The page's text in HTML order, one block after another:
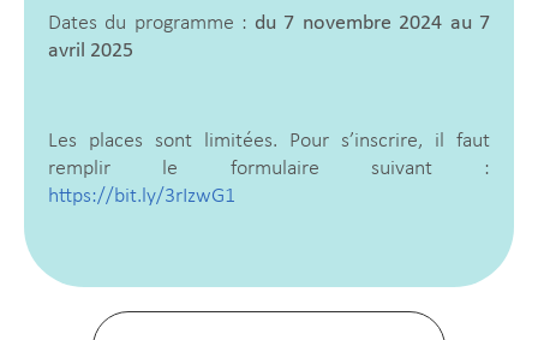
Dates du programme : du 7 novembre 2024 au 7
avril 2025
Les places sont limitées. Pour s’inscrire, il faut
remplir le formulaire suivant :
https://bit.ly/3rIzwG1